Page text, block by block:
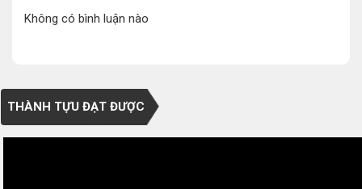
Không có bình luận nào
THÀNH TỰU ĐẠT ĐƯỢC